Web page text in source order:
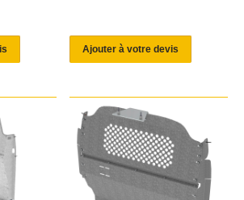
Ajouter à votre devis